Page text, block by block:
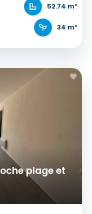
52.74 m²
34 m²
plage et